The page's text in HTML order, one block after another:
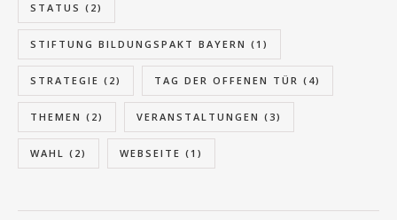
STATUS (2)
STIFTUNG BILDUNGSPAKT BAYERN (1)
STRATEGIE (2) TAG DER OFFENEN TÜR (4)
THEMEN (2) VERANSTALTUNGEN (3)
WAHL (2) WEBSEITE (1)